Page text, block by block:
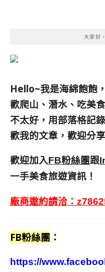
大家好
Hello~我是海綿飽飽
歡爬山、潛水、吃美
不太好，用部落格記
歡我的文章，歡迎分
歡迎加入FB粉絲團跟
一手美食旅遊資訊！
廠商邀約請洽：
FB粉絲團 ：
https://